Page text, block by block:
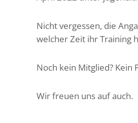
Nicht vergessen, die
welcher Zeit ihr Training
Noch kein Mitglied?
Wir freuen uns auf auch.